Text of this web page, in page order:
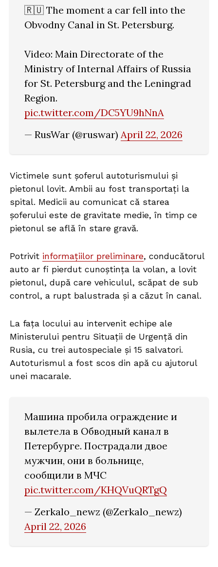
🇷🇺 The moment a car fell into the
Obvodny Canal in St. Petersburg.
Video: Main Directorate of the
Ministry of Internal Affairs of Russia
for St. Petersburg and the Leningrad
Region.
pic.twitter.com/DC5YU9hNnA
— RusWar (@ruswar) April 22, 2026
Victimele sunt șoferul autoturismului și
pietonul lovit. Ambii au fost transportați la
spital. Medicii au comunicat că starea
șoferului este de gravitate medie, în timp ce
pietonul se află în stare gravă.
Potrivit informațiilor preliminare, conducătorul
auto ar fi pierdut cunoștința la volan, a lovit
pietonul, după care vehiculul, scăpat de sub
control, a rupt balustrada și a căzut în canal.
La fața locului au intervenit echipe ale
Ministerului pentru Situații de Urgență din
Rusia, cu trei autospeciale și 15 salvatori.
Autoturismul a fost scos din apă cu ajutorul
unei macarale.
Машина пробила ограждение и
вылетела в Обводный канал в
Петербурге. Пострадали двое
мужчин, они в больнице,
сообщили в МЧС
pic.twitter.com/KHQVuQRTgQ
— Zerkalo_newz (@Zerkalo_newz)
April 22, 2026